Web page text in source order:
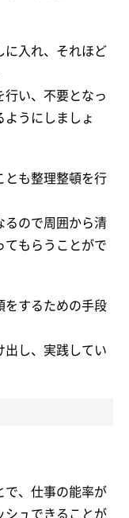
に入れ、それほど
い、不要となっ
うにしましょ
とも整理整頓を行
るので周囲から清
もらうことがで
をするための手段
し、実践してい
で、仕事の能率が
シュできることが